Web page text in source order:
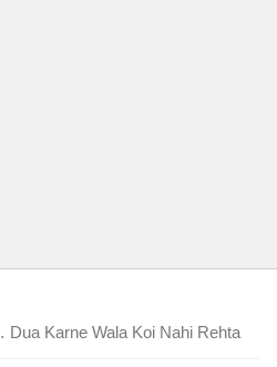
Karne Wala Koi Nahi Rehta